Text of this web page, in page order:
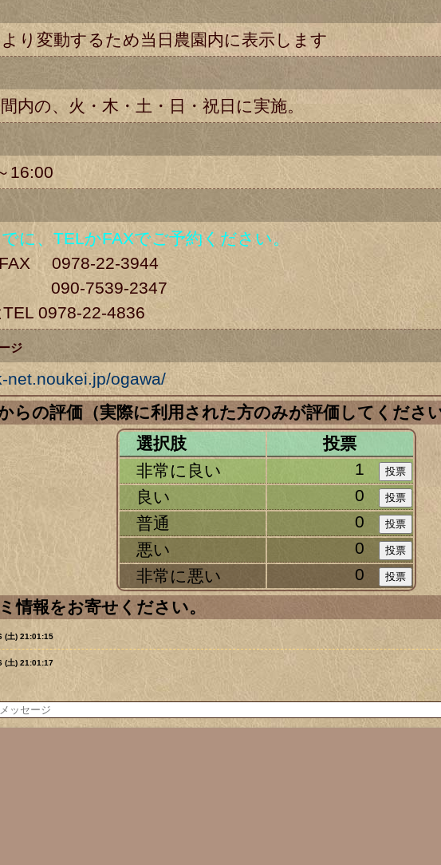
り変動するため当日農園内に表示します
内の、火・木・土・日・祝日に実施。
16:00
に、TELかFAXでご予約ください。
0978-22-3944
090-7539-2347
TEL 0978-22-4836
ジ
net.noukei.jp/ogawa/
らの評価（実際に利用された方のみが評価してくださ
選択肢
投票
非常に良い
1
良い
0
普通
0
悪い
0
非常に悪い
0
情報をお寄せください。
(土) 21:01:15
(土) 21:01:17